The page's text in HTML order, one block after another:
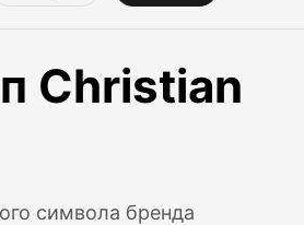
Christian
символа бренда